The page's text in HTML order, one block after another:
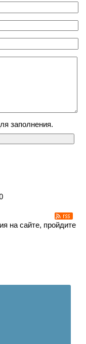
заполнения.
на сайте, пройдите